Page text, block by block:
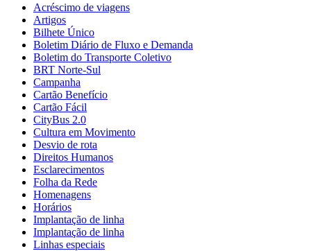
Acréscimo de viagens
Artigos
Bilhete Único
Boletim Diário de Fluxo e Demanda
Boletim do Transporte Coletivo
BRT Norte-Sul
Campanha
Cartão Benefício
Cartão Fácil
CityBus 2.0
Cultura em Movimento
Desvio de rota
Direitos Humanos
Esclarecimentos
Folha da Rede
Homenagens
Horários
Implantação de linha
Implantação de linha
Linhas especiais